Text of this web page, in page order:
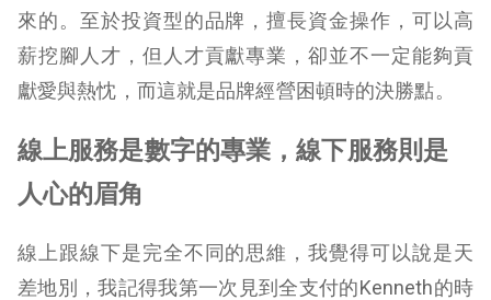
來的。至於投資型的品牌，擅長資金操作，可以高
薪挖腳人才，但人才貢獻專業，卻並不一定能夠貢
獻愛與熱忱，而這就是品牌經營困頓時的決勝點。
線上服務是數字的專業，線下服務則是
人心的眉角
線上跟線下是完全不同的思維，我覺得可以說是天
差地別，我記得我第一次見到全支付的Kenneth的時